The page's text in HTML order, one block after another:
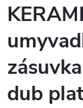
dub